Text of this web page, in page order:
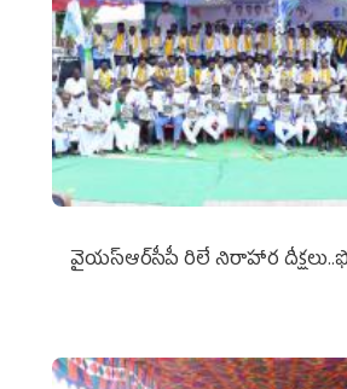
వైయ‌స్ఆర్‌సీపీ రిలే నిరాహార